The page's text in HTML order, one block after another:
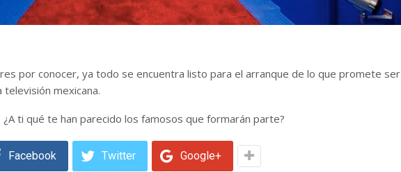
por conocer, ya todo se encuentra listo para el arranque de lo que promete ser
mexicana.
¿A ti qué te han parecido los famosos que formarán parte?
Facebook Twitter Google+